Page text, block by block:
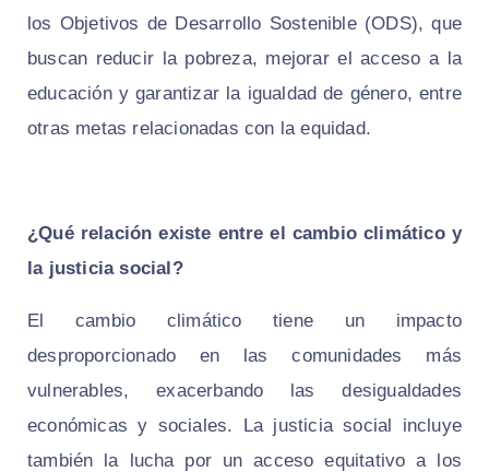
los Objetivos de Desarrollo Sostenible (ODS), que
buscan reducir la pobreza, mejorar el acceso a la
educación y garantizar la igualdad de género, entre
otras metas relacionadas con la equidad.
¿Qué relación existe entre el cambio climático y
la justicia social?
El cambio climático tiene un impacto
desproporcionado en las comunidades más
vulnerables, exacerbando las desigualdades
económicas y sociales. La justicia social incluye
también la lucha por un acceso equitativo a los